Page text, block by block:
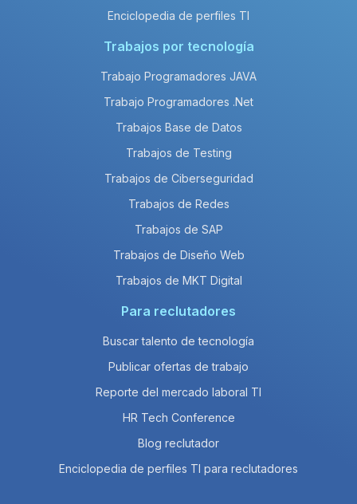
Enciclopedia de perfiles TI
Trabajos por tecnología
Trabajo Programadores JAVA
Trabajo Programadores .Net
Trabajos Base de Datos
Trabajos de Testing
Trabajos de Ciberseguridad
Trabajos de Redes
Trabajos de SAP
Trabajos de Diseño Web
Trabajos de MKT Digital
Para reclutadores
Buscar talento de tecnología
Publicar ofertas de trabajo
Reporte del mercado laboral TI
HR Tech Conference
Blog reclutador
Enciclopedia de perfiles TI para reclutadores